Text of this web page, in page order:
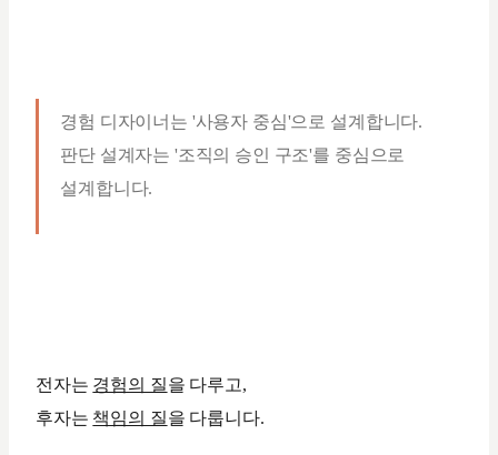
경험 디자이너는 '사용자 중심'으로 설계합니다.
판단 설계자는 '조직의 승인 구조'를 중심으로
설계합니다.
전자는 경험의 질을 다루고,
후자는 책임의 질을 다룹니다.